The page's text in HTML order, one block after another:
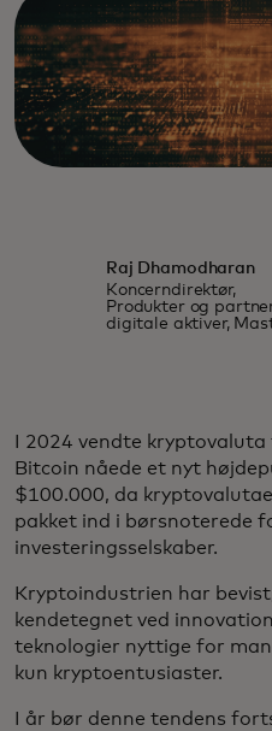
Raj Dhamodharan
Koncerndirektør,
Produkter og
digitale aktiver,
I 2024 vendte
Bitcoin nåede et nyt
$100.000, da
pakket ind i børsnoterede
investeringsselskaber.
Kryptoindustrien har
kendetegnet ved
teknologier nyttige for
kun kryptoentusiaster.
I år bør denne tendens